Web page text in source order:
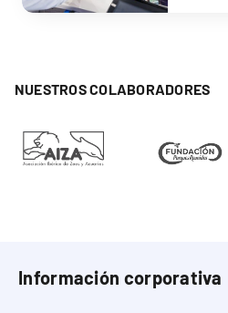
NUESTROS COLABORADORES
Información corporativa